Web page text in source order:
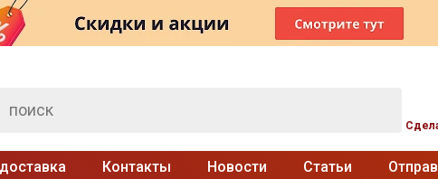
Контакты Новости Статьи